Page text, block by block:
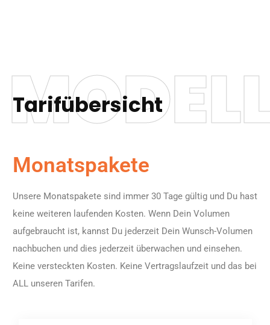
Tarifübersicht
Monatspakete
Unsere Monatspakete sind immer 30 Tage gültig und Du hast
keine weiteren laufenden Kosten. Wenn Dein Volumen
aufgebraucht ist, kannst Du jederzeit Dein Wunsch-Volumen
nachbuchenund dies jederzeit überwachen und einsehen.
Keine versteckten Kosten. Keine Vertragslaufzeit und das bei
ALL unseren Tarifen.